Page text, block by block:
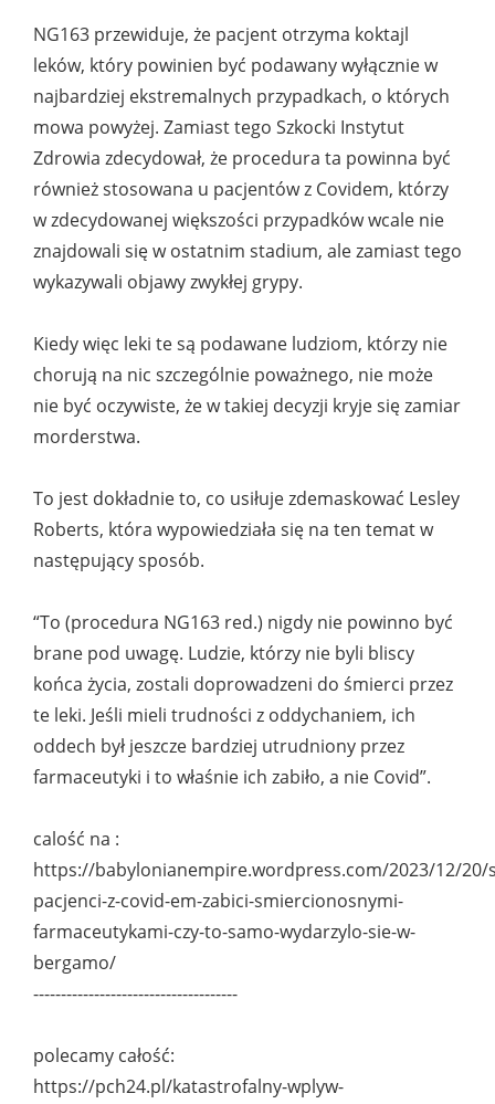
NG163 przewiduje, że pacjent otrzyma koktajl
leków, który powinien być podawany wyłącznie w
najbardziej ekstremalnych przypadkach, o których
mowa powyżej. Zamiast tego Szkocki Instytut
Zdrowia zdecydował, że procedura ta powinna być
również stosowana u pacjentów z Covidem, którzy
w zdecydowanej większości przypadków wcale nie
znajdowali się w ostatnim stadium, ale zamiast tego
wykazywali objawy zwykłej grypy.
Kiedy więc leki te są podawane ludziom, którzy nie
chorują na nic szczególnie poważnego, nie może
nie być oczywiste, że w takiej decyzji kryje się zamiar
morderstwa.
To jest dokładnie to, co usiłuje zdemaskować Lesley
Roberts, która wypowiedziała się na ten temat w
następujący sposób.
“To (procedura NG163 red.) nigdy nie powinno być
brane pod uwagę. Ludzie, którzy nie byli bliscy
końca życia, zostali doprowadzeni do śmierci przez
te leki. Jeśli mieli trudności z oddychaniem, ich
oddech był jeszcze bardziej utrudniony przez
farmaceutyki i to właśnie ich zabiło, a nie Covid”.
calość na :
https://babylonianempire.wordpress.com/2023/12/20/
pacjenci-z-covid-em-zabici-smiercionosnymi-
farmaceutykami-czy-to-samo-wydarzylo-sie-w-
bergamo/
-------------------------------------
polecamy całość:
https://pch24.pl/katastrofalny-wplyw-